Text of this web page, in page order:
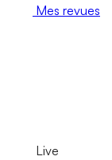
Mes revues
Live